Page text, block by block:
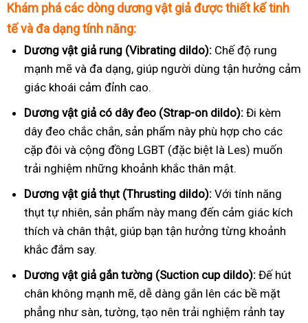
Khám phá các dòng dương vật giả được thiết kế tinh
tế và đa dạng tính năng:
Dương vật giả rung (Vibrating dildo): Chế độ rung
mạnh mẽ và đa dạng, giúp người dùng tận hưởng cảm
giác khoái cảm đỉnh cao.
Dương vật giả có dây đeo (Strap-on dildo): Đi kèm
dây đeo chắc chắn, sản phẩm này phù hợp cho các
cặp đôi và cộng đồng LGBT (đặc biệt là Les) muốn
trải nghiệm những khoảnh khắc thân mật.
Dương vật giả thụt (Thrusting dildo): Với tính năng
thụt tự nhiên, sản phẩm này mang đến cảm giác kích
thích và chân thật, giúp bạn tận hưởng từng khoảnh
khắc đắm say.
Dương vật giả gắn tường (Suction cup dildo): Đế hút
chân không mạnh mẽ, dễ dàng gắn lên các bề mặt
phẳng như sàn, tường, tạo nên trải nghiệm rảnh tay